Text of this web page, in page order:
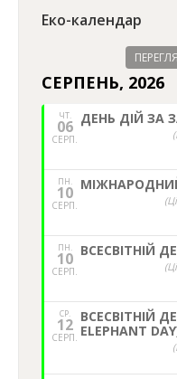
Еко-календар
СЕРПЕНЬ, 2026
ЧТ.
06
СЕРП.
ДЕНЬ ДІЙ ЗА
ПН.
10
СЕРП.
ПН.
10
СЕРП.
ВСЕСВІТНІЙ
СР.
12
СЕРП.
ВСЕСВІТНІЙ
ELEPHANT